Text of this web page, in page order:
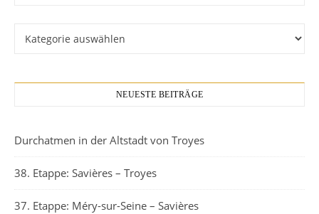
NEUESTE BEITRÄGE
Durchatmen in der Altstadt von Troyes
38. Etappe: Savières – Troyes
37. Etappe: Méry-sur-Seine – Savières